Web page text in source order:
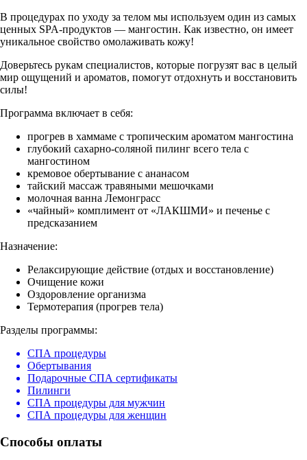
В процедурах по уходу за телом мы используем один из самых
ценных SPA-продуктов — мангостин. Как известно, он имеет
уникальное свойство омолаживать кожу!
Доверьтесь рукам специалистов, которые погрузят вас в целый
мир ощущений и ароматов, помогут отдохнуть и восстановить
силы!
Программа включает в себя:
прогрев в хаммаме с тропическим ароматом мангостина
глубокий сахарно-соляной пилинг всего тела с
мангостином
кремовое обертывание с ананасом
тайский массаж травяными мешочками
молочная ванна Лемонграсс
«чайный» комплимент от «ЛАКШМИ» и печенье с
предсказанием
Назначение:
Релаксирующие действие (отдых и восстановление)
Очищение кожи
Оздоровление организма
Термотерапия (прогрев тела)
Разделы программы:
СПА процедуры
Обертывания
Подарочные СПА сертификаты
Пилинги
СПА процедуры для мужчин
СПА процедуры для женщин
Способы оплаты